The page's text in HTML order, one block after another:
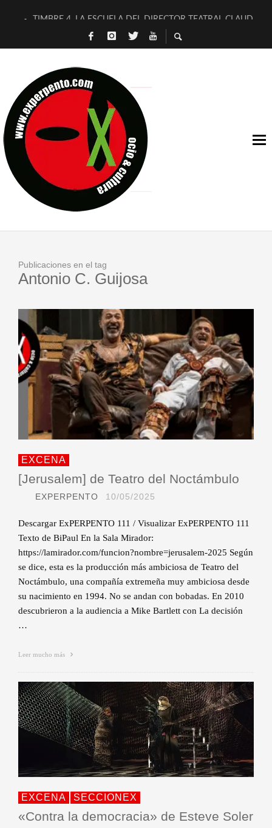
TIMBRE 4, LA ESCUELA DEL DIRECTOR TEATRAL CLAUDIO
30 AÑOS (NO ES NADA) DE LA KATARSIS DEL TOMATAZO
D’BALDOMEROS REINVENTAN [BITÁCORA 3.0] EN EXVITA
MARSHALL FLASH PRESENTA EN EXVITA [RELATIVA
JOFRE BARDAGÍ EN EXVITA INTERPRETANDO A SERRAT
YORCH PRESENTA [CURSO DE ARMONÍA PERSECUTORIA]
MAGALÍ SARE NOS EXPLICA [DESCASADA]
«NO TENGO PUTOS SUEÑOS»
Publicaciones en el tag
Antonio C. Guijosa
EXCENA
[Jerusalem] de Teatro del Noctámbulo
EXPERPENTO 10/05/2025
Descargar ExPERPENTO 111 / Visualizar ExPERPENTO 111
Texto de BiPaul En la Sala Mirador:
https://lamirador.com/funcion?nombre=jerusalem-2025 Según
se dice, esta es la producción más ambiciosa de Teatro del
Noctámbulo, una compañía extremeña muy ambiciosa desde
su nacimiento en 1994. No se andan con bobadas. En 2010
descubrieron a la audiencia a Mike Bartlett con La decisión
…
Leer mucho más
EXCENA SECCIONEX
«Contra la democracia» de Esteve Soler